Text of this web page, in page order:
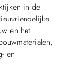
in de
en het
en